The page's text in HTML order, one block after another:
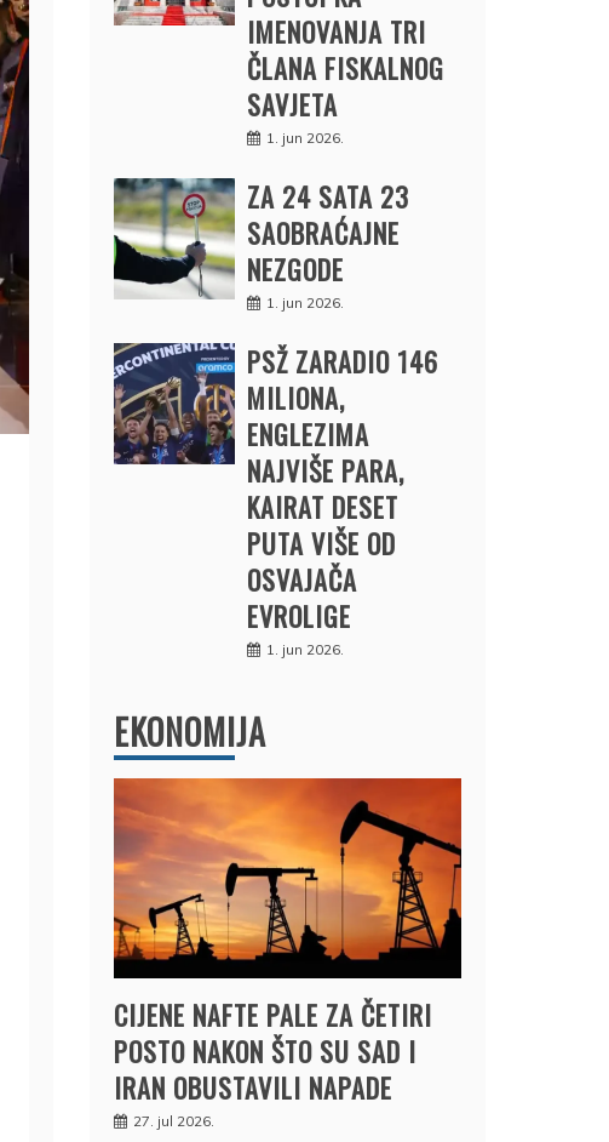
IMENOVANJA TRI
ČLANA FISKALNOG
SAVJETA
1. jun 2026.
ZA 24 SATA 23
SAOBRAĆAJNE
NEZGODE
1. jun 2026.
PSŽ ZARADIO 146
MILIONA,
ENGLEZIMA
NAJVIŠE PARA,
KAIRAT DESET
PUTA VIŠE OD
OSVAJAČA
EVROLIGE
1. jun 2026.
EKONOMIJA
CIJENE NAFTE PALE ZA ČETIRI
POSTO NAKON ŠTO SU SAD I
IRAN OBUSTAVILI NAPADE
27. jul 2026.